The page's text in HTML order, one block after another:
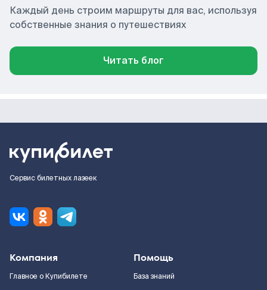
Каждый день строим маршруты для вас, используя
собственные знания о путешествиях
Читать блог
Сервис билетных лазеек
Компания
Главное о Купибилете
Помощь
База знаний